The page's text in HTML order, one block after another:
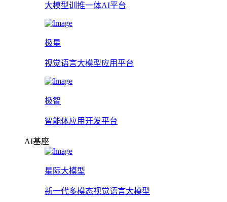
大模型训推一体AI平台
极星
视觉语言大模型应用平台
极智
智能体应用开发平台
AI基座
星际大模型
新一代多模态视觉语言大模型